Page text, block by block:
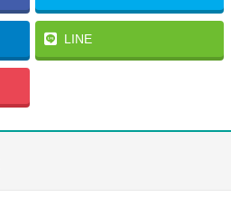
LINE